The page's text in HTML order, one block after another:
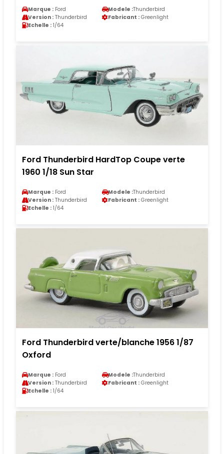
Marque : Ford Modele :Thunderbird
Version : Thunderbird Fabricant : Greenlight
Echelle : 1/64
Ford Thunderbird HardTop Coupe verte
1960 1/18 Sun Star
Marque : Ford Modele :Thunderbird
Version : Thunderbird Fabricant : Greenlight
Echelle : 1/64
Ford Thunderbird verte/blanche 1956 1/87
Oxford
Marque : Ford Modele :Thunderbird
Version : Thunderbird Fabricant : Greenlight
Echelle : 1/64